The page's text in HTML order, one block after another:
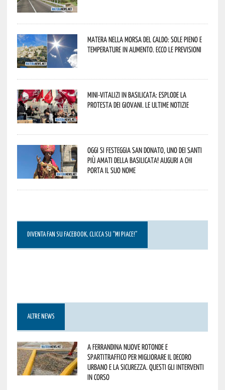
Matera nella morsa del caldo: sole pieno e
temperature in aumento. Ecco le previsioni
Mini-vitalizi in Basilicata: esplode la
protesta dei giovani. Le ultime notizie
Oggi si festeggia San Donato, uno dei Santi
più amati della Basilicata! Auguri a chi
porta il suo nome
DIVENTA FAN SU FACEBOOK, CLICCA SU “MI PIACE!”
ALTRE NEWS
A Ferrandina nuove rotonde e
spartitraffico per migliorare il decoro
urbano e la sicurezza. Questi gli interventi
in corso